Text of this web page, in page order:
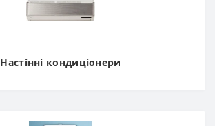
Настінні кондиціонери